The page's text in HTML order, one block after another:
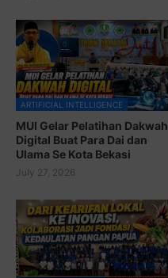
ARTIFICIAL INTELLIGENCE
MUI Gelar Pelatihan Dakwah
Digital Buat Para Dai dan
Ulama Se Kota Bekasi
July 27, 2026